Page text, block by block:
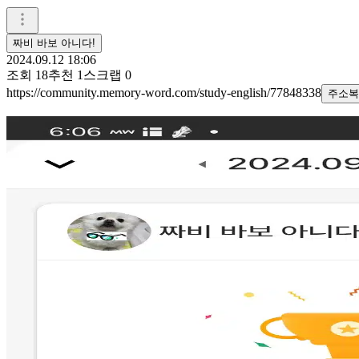
짜비 바보 아니다!
2024.09.12 18:06
조회 18추천 1 스크랩 0
https://community.memory-word.com/study-english/77848338 주소